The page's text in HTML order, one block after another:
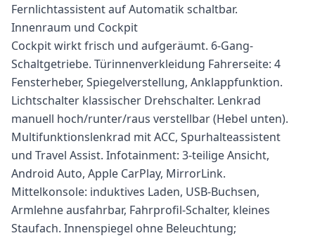
Fernlichtassistent auf Automatik schaltbar.
Innenraum und Cockpit
Cockpit wirkt frisch und aufgeräumt. 6-Gang-
Schaltgetriebe. Türinnenverkleidung Fahrerseite: 4
Fensterheber, Spiegelverstellung, Anklappfunktion.
Lichtschalter klassischer Drehschalter. Lenkrad
manuell hoch/runter/raus verstellbar (Hebel unten).
Multifunktionslenkrad mit ACC, Spurhalteassistent
und Travel Assist. Infotainment: 3-teilige Ansicht,
Android Auto, Apple CarPlay, MirrorLink.
Mittelkonsole: induktives Laden, USB-Buchsen,
Armlehne ausfahrbar, Fahrprofil-Schalter, kleines
Staufach. Innenspiegel ohne Beleuchtung;